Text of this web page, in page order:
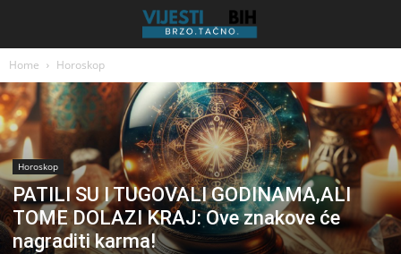
Home Horoskop
Horoskop
PATILI SU I TUGOVALI GODINAMA,ALI
TOME DOLAZI KRAJ: Ove znakove će
nagraditi karma!